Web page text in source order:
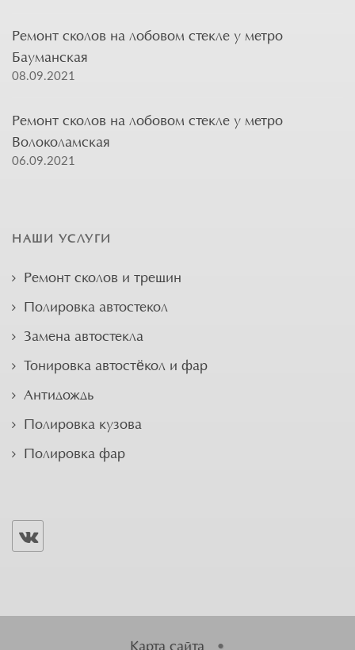
Ремонт сколов на лобовом стекле у метро
Бауманская
08.09.2021
Ремонт сколов на лобовом стекле у метро
Волоколамская
06.09.2021
НАШИ УСЛУГИ
Ремонт сколов и трещин
Полировка автостекол
Замена автостекла
Тонировка автостёкол и фар
Антидождь
Полировка кузова
Полировка фар
Карта сайта •